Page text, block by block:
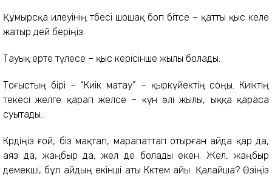
Құмырсқа илеуінің төбесі шошақ боп бітсе – қатты қыс келе
жатыр дей беріңіз.
Тауық ерте түлесе – қыс керісінше жылы болады.
Тоғыстың бірі – “Киік матау” – қыркүйектің соңы. Киіктің
текесі желге қарап желсе – күн әлі жылы, ыққа қараса
суытады.
Көрдіңіз ғой, біз мақтап, марапаттап отырған айда қар да,
аяз да, жаңбыр да, жел де болады екен. Жел, жаңбыр
демекші, бұл айдың екінші аты Көктем айы. Қалайша? Өзіңіз